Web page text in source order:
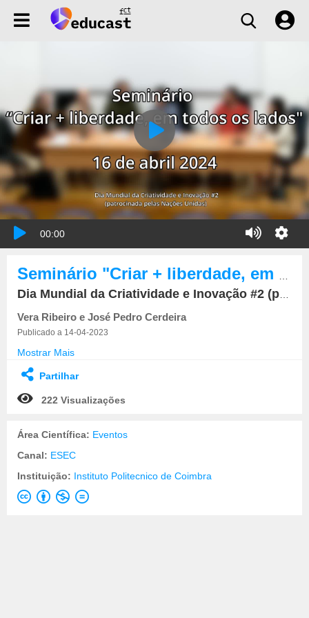
00:00
Dia Mundial da Criatividade e Inovação #2 (patrocinada pelas Nações Unidas)
Vera Ribeiro e José Pedro Cerdeira
Publicado a 14-04-2023
Mostrar Mais
Partilhar
222 Visualizações
Área Científica: Eventos
Canal: ESEC
Instituição: Instituto Politecnico de Coimbra